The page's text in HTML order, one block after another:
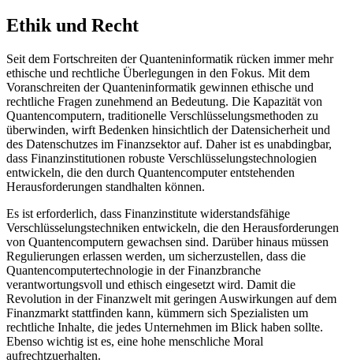
Ethik und Recht
Seit dem Fortschreiten der Quanteninformatik rücken immer mehr
ethische und rechtliche Überlegungen in den Fokus. Mit dem
Voranschreiten der Quanteninformatik gewinnen ethische und
rechtliche Fragen zunehmend an Bedeutung. Die Kapazität von
Quantencomputern, traditionelle Verschlüsselungsmethoden zu
überwinden, wirft Bedenken hinsichtlich der Datensicherheit und
des Datenschutzes im Finanzsektor auf. Daher ist es unabdingbar,
dass Finanzinstitutionen robuste Verschlüsselungstechnologien
entwickeln, die den durch Quantencomputer entstehenden
Herausforderungen standhalten können.
Es ist erforderlich, dass Finanzinstitute widerstandsfähige
Verschlüsselungstechniken entwickeln, die den Herausforderungen
von Quantencomputern gewachsen sind. Darüber hinaus müssen
Regulierungen erlassen werden, um sicherzustellen, dass die
Quantencomputertechnologie in der Finanzbranche
verantwortungsvoll und ethisch eingesetzt wird. Damit die
Revolution in der Finanzwelt mit geringen Auswirkungen auf dem
Finanzmarkt stattfinden kann, kümmern sich Spezialisten um
rechtliche Inhalte, die jedes Unternehmen im Blick haben sollte.
Ebenso wichtig ist es, eine hohe menschliche Moral
aufrechtzuerhalten.